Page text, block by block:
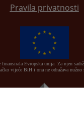
Pravila privatnosti
finansirala Evropska unija. Za njen
vijeće BiH i ona ne odražava nužno